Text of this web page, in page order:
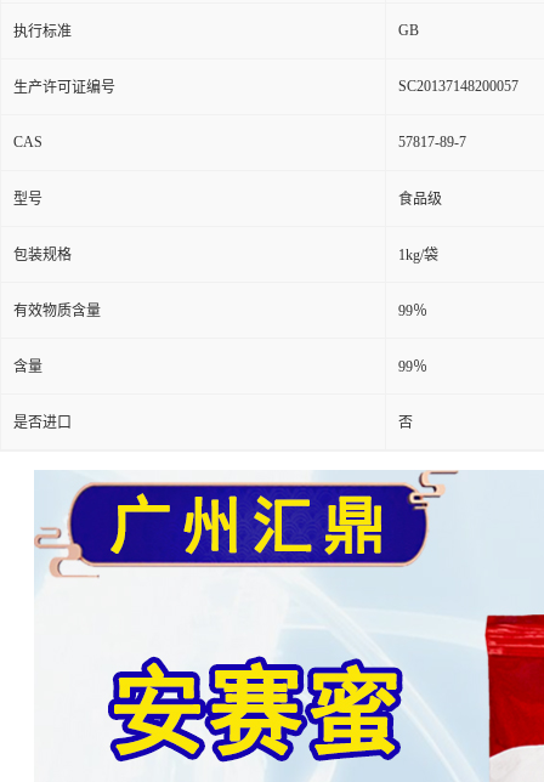
执行标准 GB
生产许可证编号 SC20137148200057
CAS 57817-89-7
型号 食品级
包装规格 1kg/袋
有效物质含量 99％
含量 99％
是否进口 否